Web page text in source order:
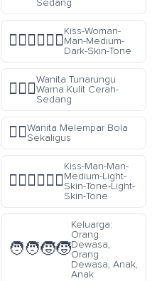
Sedang
👩🏾‍❤️‍💋‍👨🏾
Kiss-Woman-
Man-Medium-
Dark-Skin-Tone
🧏🏼‍♀️
Wanita Tunarungu
Warna Kulit Cerah-
Sedang
🤹‍♀️Wanita Melempar Bola
Sekaligus
👨🏼‍❤️‍💋‍👨🏻
Kiss-Man-Man-
Medium-Light-
Skin-Tone-Light-
Skin-Tone
🧑‍🧑‍🧒‍🧒
Keluarga:
Orang
Dewasa,
Orang
Dewasa, Anak,
Anak